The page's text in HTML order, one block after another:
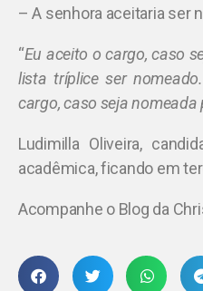
– A senhora aceitaria ser
“Eu aceito o cargo, caso
lista tríplice ser
cargo, caso seja nomeada
Ludimilla Oliveira,
acadêmica, ficando em
Acompanhe o Blog da